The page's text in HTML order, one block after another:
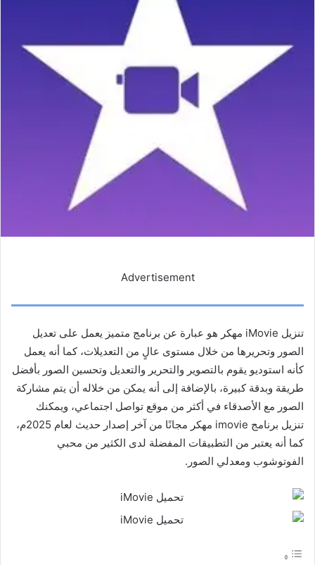
Advertisement
تنزيل iMovie مهكر هو عبارة عن برنامج متميز يعمل على تعديل
الصور وتحريرها من خلال مستوى عالٍ من التعديلات، كما أنه يعمل
كأنه استوديو يقوم بالتصوير والتحرير والتعديل وتحسين الصور بأفضل
طريقة وبدقة كبيرة، بالإضافة إلى أنه يمكن من خلاله أن يتم مشاركة
الصور مع الأصدقاء في أكثر من موقع تواصل اجتماعي، ويمكنك
تنزيل برنامج imovie مهكر مجانًا من آخر إصدار حديث لعام 2025م،
كما أنه يعتبر من التطبيقات المفضلة لدى الكثير من محبي
الفوتوشوب ومعدلي الصور.